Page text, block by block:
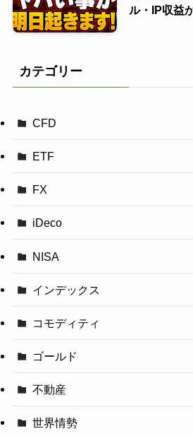
ル・IP収益
カテゴリー
CFD
ETF
FX
iDeco
NISA
インデックス
コモディティ
ゴールド
不動産
世界情勢